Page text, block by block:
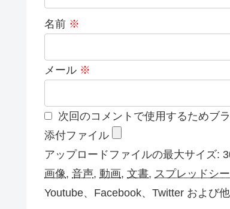
名前 ※
メール ※
次回のコメントで使用するためブ
添付ファイル
アップロードファイルの最大サイズ:
画像, 音声, 動画, 文書, スプレッドシ
Youtube、Facebook、Twitter および